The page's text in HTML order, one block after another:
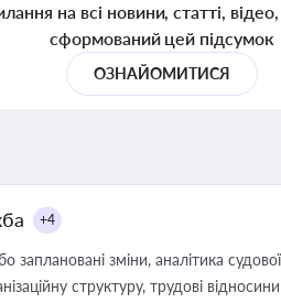
на всі новини, статті,
сформований цей підсумок
ОЗНАЙОМИТИСЯ
+4
заплановані зміни, аналітика
структуру, трудові